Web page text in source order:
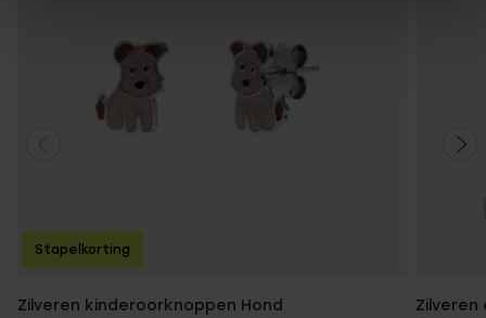
Zilveren kinderoorknoppen Hond
Stapelkorting